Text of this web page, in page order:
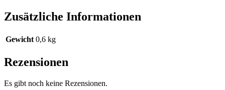
Zusätzliche Informationen
Gewicht 0,6 kg
Rezensionen
Es gibt noch keine Rezensionen.